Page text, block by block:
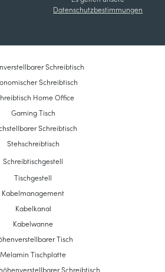
Datenschutzbestimmungen
Schreibtisch
Schreibtisch
Home Office
Gaming Tisch
Schreibtisch
Stehschreibtisch
Schreibtischgestell
Tischgestell
Kabelmanagement
Kabelkanal
Kabelwanne
Tisch
Melamin Tischplatte